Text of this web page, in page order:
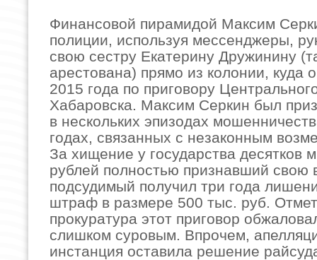
Финансовой пирамидой Максим
полиции, используя мессенджеры,
свою сестру Екатерину Дружинину
арестована) прямо из колонии, куда
2015 года по приговору
Хабаровска. Максим Серкин был
в нескольких эпизодах
годах, связанных с незаконным
За хищение у государства десятков
рублей полностью признавший свою
подсудимый получил три года
штраф в размере 500 тыс. руб.
прокуратура этот приговор
слишком суровым. Впрочем,
инстанция оставила решение